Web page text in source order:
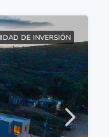
DE INVERSIÓN